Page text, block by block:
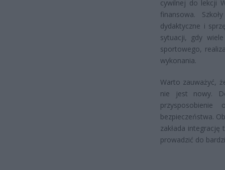
cywilnej do lekcji
finansowa.
dydaktyczne i
sytuacji, gdy
sportowego,
wykonania.
Warto zauważyć,
nie jest nowy.
bezpieczeństwa.
zakłada
prowadzić do